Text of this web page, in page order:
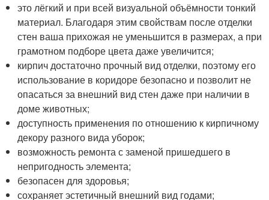
это лёгкий и при всей визуальной объёмности тонкий
материал. Благодаря этим свойствам после отделки
стен ваша прихожая не уменьшится в размерах, а при
грамотном подборе цвета даже увеличится;
кирпич достаточно прочный вид отделки, поэтому его
использование в коридоре безопасно и позволит не
опасаться за внешний вид стен даже при наличии в
доме животных;
доступность применения по отношению к кирпичному
декору разного вида уборок;
возможность ремонта с заменой пришедшего в
непригодность элемента;
безопасен для здоровья;
сохраняет эстетичный внешний вид годами;